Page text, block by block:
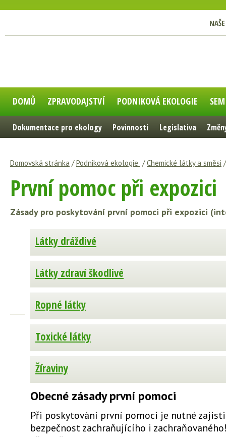
DOMŮ ZPRAVODAJSTVÍ PODNIKOVÁ EKOLOGIE
Dokumentace pro ekology Povinnosti Legislativa
Domovská stránka /Podniková ekologie /Chemické látky a směsi
První pomoc při expozici
Zásady pro poskytování první pomoci při expozici
Látky dráždivé
Látky zdraví škodlivé
Ropné látky
Toxické látky
Žíraviny
Obecné zásady první pomoci
Při poskytování první pomoci je nutné
bezpečnost zachraňujícího i